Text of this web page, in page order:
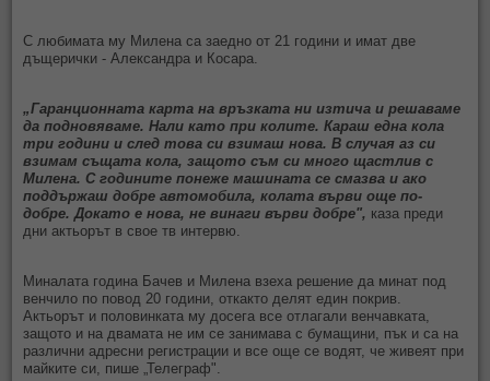
С любимата му Милена са заедно от 21 години и имат две
дъщерички - Александра и Косара.
„Гаранционната карта на връзката ни изтича и решаваме
да подновяваме. Нали като при колите. Караш една кола
три години и след това си взимаш нова. В случая аз си
взимам същата кола, защото съм си много щастлив с
Милена. С годините понеже машината се смазва и ако
поддържаш добре автомобила, колата върви още по-
добре. Докато е нова, не винаги върви добре", каза преди
дни актьорът в свое тв интервю.
Миналата година Бачев и Милена взеха решение да минат под
венчило по повод 20 години, откакто делят един покрив.
Актьорът и половинката му досега все отлагали венчавката,
защото и на двамата не им се занимава с бумащини, пък и са на
различни адресни регистрации и все още се водят, че живеят при
майките си, пише „Телеграф".